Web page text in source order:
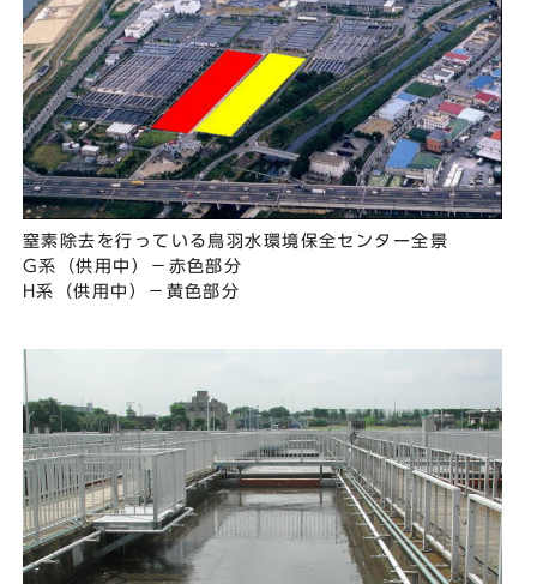
窒素除去を行っている鳥羽水環境保全センター全景
G系（供用中）－赤色部分
H系（供用中）－黄色部分